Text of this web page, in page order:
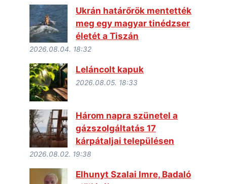
Ukrán határőrök mentették
meg egy magyar tinédzser
életét a Tiszán
2026.08.04. 18:32
Leláncolt kapuk
2026.08.05. 18:33
Három napra szünetel a
gázszolgáltatás 17
kárpátaljai településen
2026.08.02. 19:38
Elhunyt Szalai Imre, Badaló